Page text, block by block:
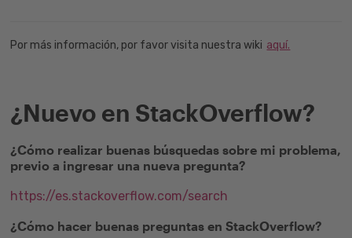
Por más información, por favor visita nuestra wiki aquí.
¿Nuevo en StackOverflow?
¿Cómo realizar buenas búsquedas sobre mi problema,
previo a ingresar una nueva pregunta?
https://es.stackoverflow.com/search
¿Cómo hacer buenas preguntas en StackOverflow?